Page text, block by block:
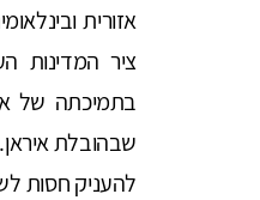
אזורית
ציר המדינות
בתמיכתה של
שבהובלת
להעניק חסות